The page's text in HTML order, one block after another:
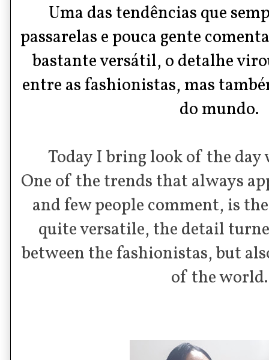
Uma das tendências que
passarelas e pouca gente
bastante versátil, o detalhe
entre as fashionistas, mas
do mundo.
Today I bring look of the
One of the trends that always
and few people comment, is
quite versatile, the detail
between the fashionistas, but
of the world.